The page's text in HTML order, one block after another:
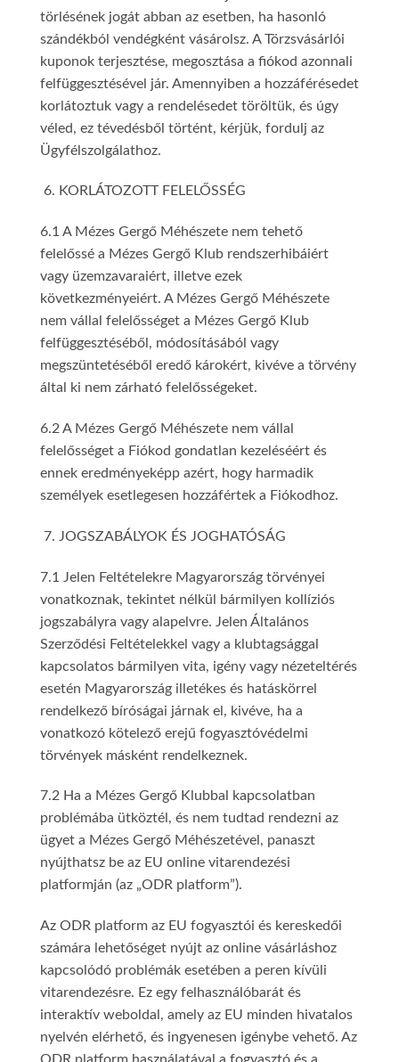
törlésének jogát abban az esetben, ha hasonló
szándékból vendégként vásárolsz. A Törzsvásárlói
kuponok terjesztése, megosztása a fiókod azonnali
felfüggesztésével jár. Amennyiben a hozzáférésedet
korlátoztuk vagy a rendelésedet töröltük, és úgy
véled, ez tévedésből történt, kérjük, fordulj az
Ügyfélszolgálathoz.
KORLÁTOZOTT FELELŐSSÉG
6.1 A Mézes Gergő Méhészete nem tehető
felelőssé a Mézes Gergő Klub rendszerhibáiért
vagy üzemzavaraiért, illetve ezek
következményeiért. A Mézes Gergő Méhészete
nem vállal felelősséget a Mézes Gergő Klub
felfüggesztéséből, módosításából vagy
megszüntetéséből eredő károkért, kivéve a törvény
által ki nem zárható felelősségeket.
6.2 A Mézes Gergő Méhészete nem vállal
felelősséget a Fiókod gondatlan kezeléséért és
ennek eredményeképp azért, hogy harmadik
személyek esetlegesen hozzáfértek a Fiókodhoz.
JOGSZABÁLYOK ÉS JOGHATÓSÁG
7.1 Jelen Feltételekre Magyarország törvényei
vonatkoznak, tekintet nélkül bármilyen kollíziós
jogszabályra vagy alapelvre. Jelen Általános
Szerződési Feltételekkel vagy a klubtagsággal
kapcsolatos bármilyen vita, igény vagy nézeteltérés
esetén Magyarország illetékes és hatáskörrel
rendelkező bíróságai járnak el, kivéve, ha a
vonatkozó kötelező erejű fogyasztóvédelmi
törvények másként rendelkeznek.
7.2 Ha a Mézes Gergő Klubbal kapcsolatban
problémába ütköztél, és nem tudtad rendezni az
ügyet a Mézes Gergő Méhészetével, panaszt
nyújthatsz be az EU online vitarendezési
platformján (az „ODR platform”).
Az ODR platform az EU fogyasztói és kereskedői
számára lehetőséget nyújt az online vásárláshoz
kapcsolódó problémák esetében a peren kívüli
vitarendezésre. Ez egy felhasználóbarát és
interaktív weboldal, amely az EU minden hivatalos
nyelvén elérhető, és ingyenesen igénybe vehető. Az